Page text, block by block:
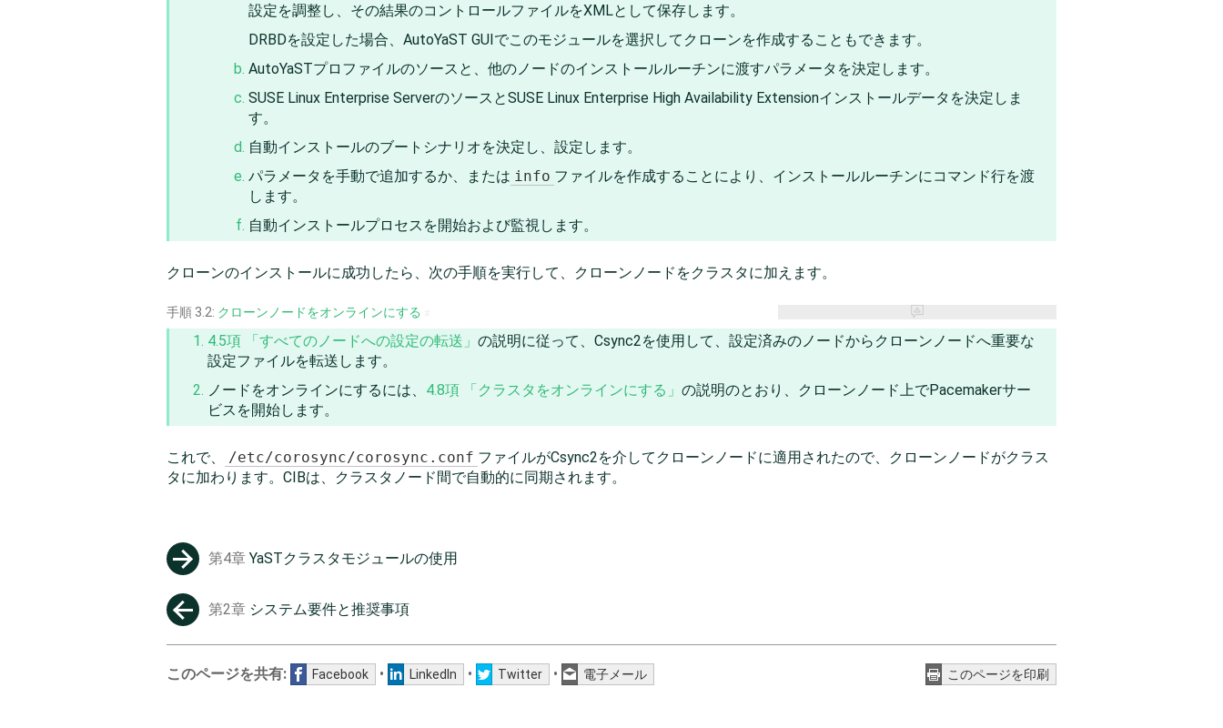
設定を調整し、その結果のコントロールファイルをXMLとして保存します。
DRBDを設定した場合、AutoYaST GUIでこのモジュールを選択してクローンを作成することもできます。
AutoYaSTプロファイルのソースと、他のノードのインストールルーチンに渡すパラメータを決定します。
SUSE Linux Enterprise ServerのソースとSUSE Linux Enterprise High Availability Extensionインストールデータを決定しま
す。
自動インストールのブートシナリオを決定し、設定します。
パラメータを手動で追加するか、または info ファイルを作成することにより、インストールルーチンにコマンド行を渡
します。
自動インストールプロセスを開始および監視します。
クローンのインストールに成功したら、次の手順を実行して、クローンノードをクラスタに加えます。
手順 3.2: クローンノードをオンラインにする
4.5項 「すべてのノードへの設定の転送」 の説明に従って、Csync2を使用して、設定済みのノードからクローンノードへ重要な
設定ファイルを転送します。
ノードをオンラインにするには、 4.8項 「クラスタをオンラインにする」 の説明のとおり、クローンノード上でPacemakerサー
ビスを開始します。
これで、 /etc/corosync/corosync.conf ファイルがCsync2を介してクローンノードに適用されたので、クローンノードがクラス
タに加わります。CIBは、クラスタノード間で自動的に同期されます。
第4章 YaSTクラスタモジュールの使用
第2章 システム要件と推奨事項
このページを共有: Facebook • LinkedIn • Twitter • 電子メール このページを印刷